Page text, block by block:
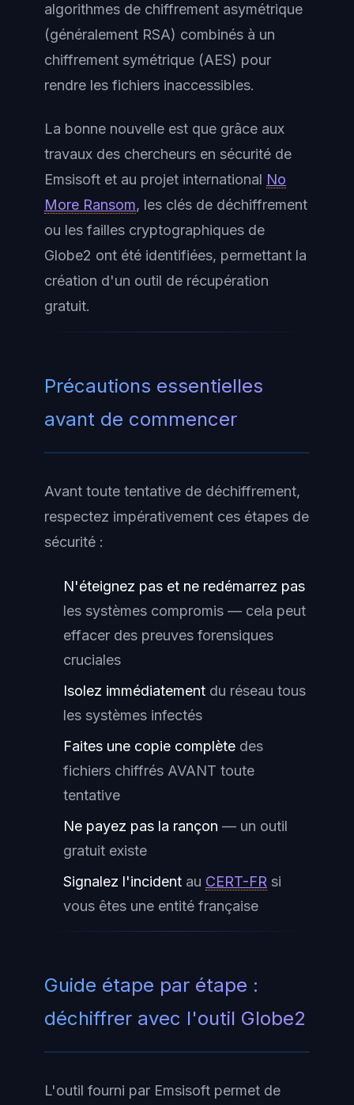
algorithmes de chiffrement asymétrique
(généralement RSA) combinés à un
chiffrement symétrique (AES) pour
rendre les fichiers inaccessibles.
La bonne nouvelle est que grâce aux
travaux des chercheurs en sécurité de
Emsisoft et au projet international No
More Ransom, les clés de déchiffrement
ou les failles cryptographiques de
Globe2 ont été identifiées, permettant la
création d'un outil de récupération
gratuit.
Précautions essentielles
avant de commencer
Avant toute tentative de déchiffrement,
respectez impérativement ces étapes de
sécurité :
N'éteignez pas et ne redémarrez pas
les systèmes compromis — cela peut
effacer des preuves forensiques
cruciales
Isolez immédiatement du réseau tous
les systèmes infectés
Faites une copie complète des
fichiers chiffrés AVANT toute
tentative
Ne payez pas la rançon — un outil
gratuit existe
Signalez l'incident au CERT-FR si
vous êtes une entité française
Guide étape par étape :
déchiffrer avec l'outil Globe2
L'outil fourni par Emsisoft permet de